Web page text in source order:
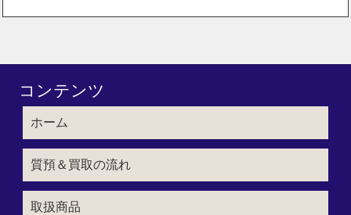
コンテンツ
ホーム
質預＆買取の流れ
取扱商品